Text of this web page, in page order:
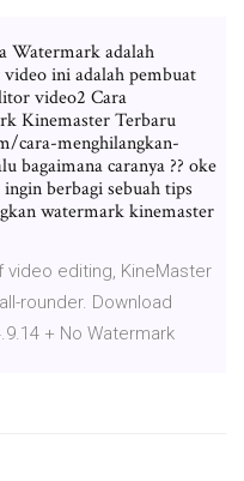
Watermark adalah
ini adalah pembuat
video2 Cara
Kinemaster Terbaru
cara-menghilangkan-
bagaimana caranya ?? oke
berbagi sebuah tips
watermark kinemaster
video editing, KineMaster
rounder. Download
+ No Watermark